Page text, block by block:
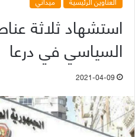
استشهاد ثلاثة
السياسي في درعا
2021-04-09